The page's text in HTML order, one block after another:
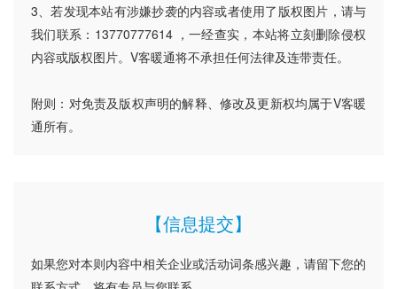
3、若发现本站有涉嫌抄袭的内容或者使用了版权图片，请与
我们联系：13770777614 ，一经查实，本站将立刻删除侵权
内容或版权图片。V客暖通将不承担任何法律及连带责任。
附则：对免责及版权声明的解释、修改及更新权均属于V客暖
通所有。